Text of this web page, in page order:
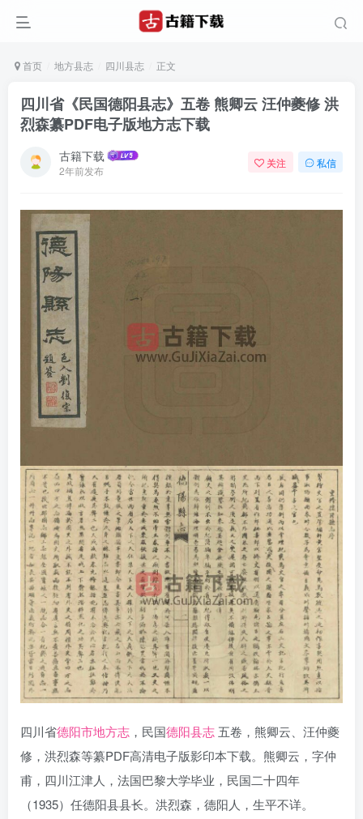
首页 地方县志 四川县志 正文
四川省《民国德阳县志》五卷 熊卿云 汪仲夔修 洪
烈森纂PDF电子版地方志下载
古籍下载
2年前发布
关注 私信
四川省德阳市地方志 ，民国德阳县志 五卷，熊卿云、汪仲夔
修，洪烈森等纂PDF高清电子版影印本下载。熊卿云，字仲
甫，四川江津人，法国巴黎大学毕业，民国二十四年
（1935）任德阳县县长。洪烈森，德阳人，生平不详。